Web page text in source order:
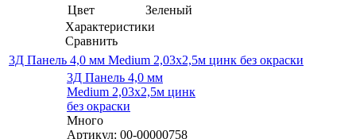
Цвет
Зеленый
Характеристики
Сравнить
3Д Панель 4,0 мм Medium 2,03х2,5м цинк без окраски
3Д Панель 4,0 мм
Medium 2,03х2,5м цинк
без окраски
Много
Артикул: 00-00000758